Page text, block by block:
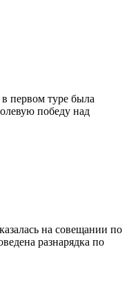
первом туре была
победу над
на совещании по
разнарядка по